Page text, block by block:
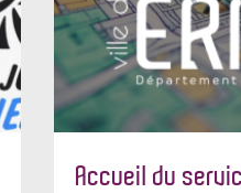
Accueil du